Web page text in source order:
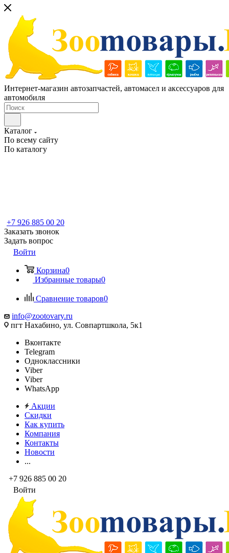
Интернет-магазин автозапчастей, автомасел и аксессуаров для
автомобиля
Каталог
По всему сайту
По каталогу
+7 926 885 00 20
Заказать звонок
Задать вопрос
Войти
Корзина0
Избранные товары0
Сравнение товаров0
info@zootovary.ru
пгт Нахабино, ул. Совпартшкола, 5к1
Вконтакте
Telegram
Одноклассники
Viber
Viber
WhatsApp
Акции
Скидки
Как купить
Компания
Контакты
Новости
...
+7 926 885 00 20
Войти